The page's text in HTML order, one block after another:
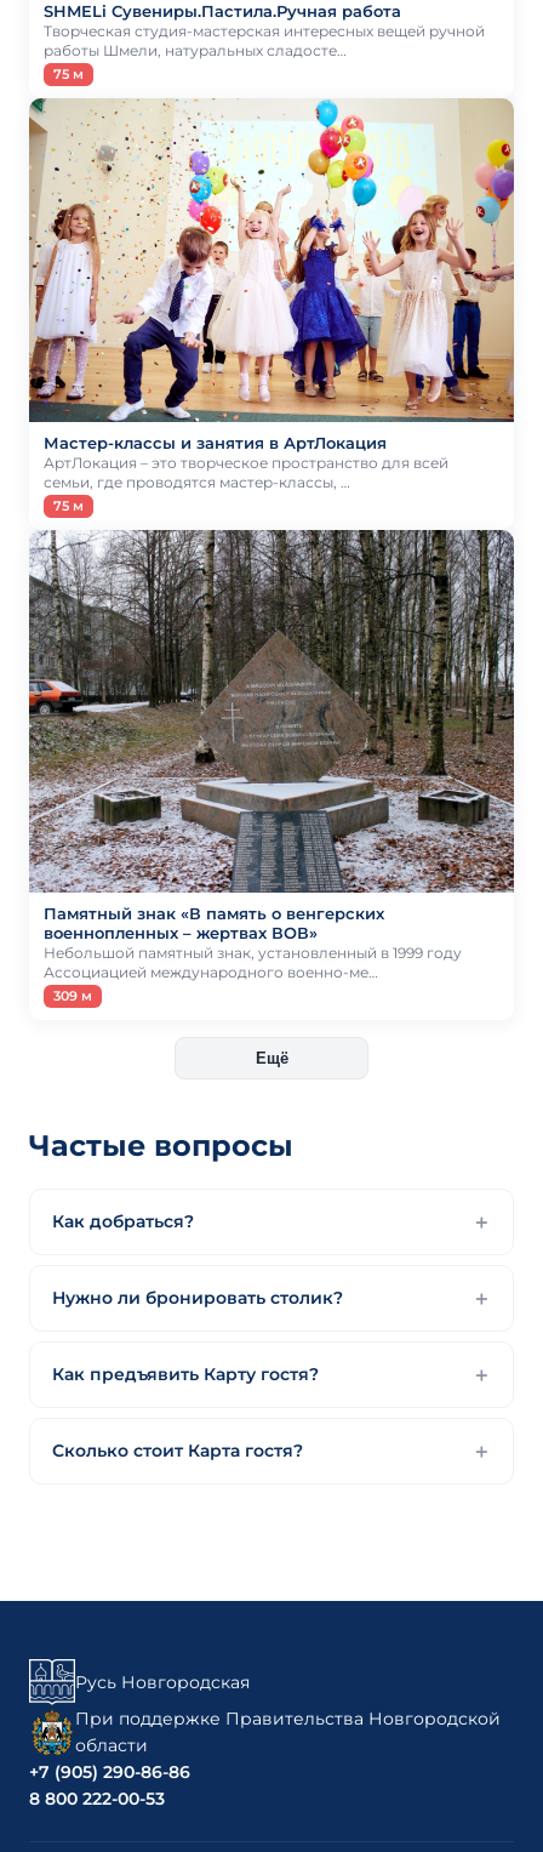
SHMELi Сувениры.Пастила.Ручная работа
Творческая студия-мастерская интересных вещей ручной
работы Шмели, натуральных сладосте…
75 м
Мастер-классы и занятия в АртЛокация
АртЛокация – это творческое пространство для всей
семьи, где проводятся мастер-классы, …
75 м
Памятный знак «В память о венгерских
военнопленных – жертвах ВОВ»
Небольшой памятный знак, установленный в 1999 году
Ассоциацией международного военно-ме…
309 м
Ещё
Частые вопросы
Как добраться?
Нужно ли бронировать столик?
Как предъявить Карту гостя?
Сколько стоит Карта гостя?
Русь Новгородская
При поддержке Правительства Новгородской
области
+7 (905) 290-86-86
8 800 222-00-53